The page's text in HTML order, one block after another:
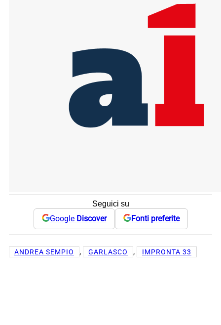
Seguici su
Google Discover Fonti preferite
ANDREA SEMPIO , GARLASCO , IMPRONTA 33